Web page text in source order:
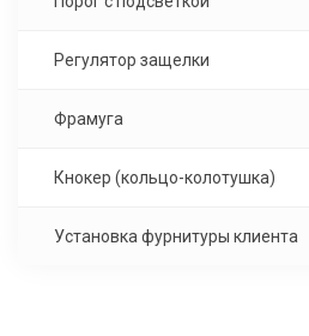
Регулятор защелки
Фрамуга
Кнокер (кольцо-колотушка)
Установка фурнитуры клиента